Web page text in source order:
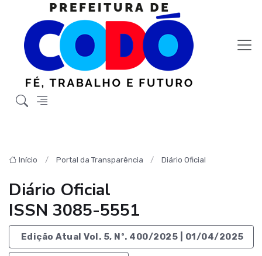
Início Portal da Transparência Diário Oficial
Diário Oficial
ISSN 3085-5551
Edição Atual Vol. 5, Nº. 400/2025 | 01/04/2025